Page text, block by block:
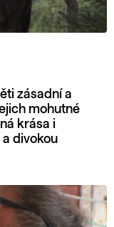
zásadní a
mohutné
krása i
divokou